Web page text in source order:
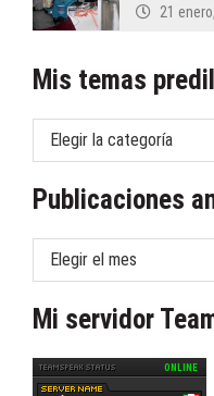
21
Mis temas
Mis
temas
Publicaciones
Publicaciones
anteriores
Mi servidor